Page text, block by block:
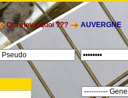
Qui éleve quoi ??? AUVERGNE